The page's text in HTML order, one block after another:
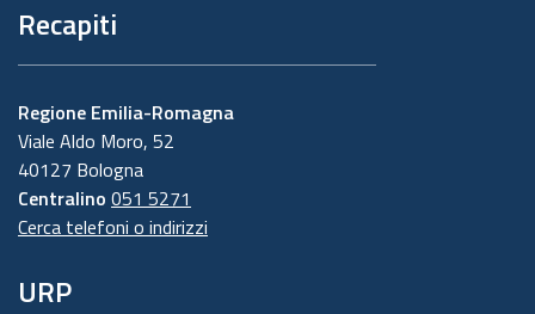
Recapiti
Regione Emilia-Romagna
Viale Aldo Moro, 52
40127 Bologna
Centralino 051 5271
Cerca telefoni o indirizzi
URP